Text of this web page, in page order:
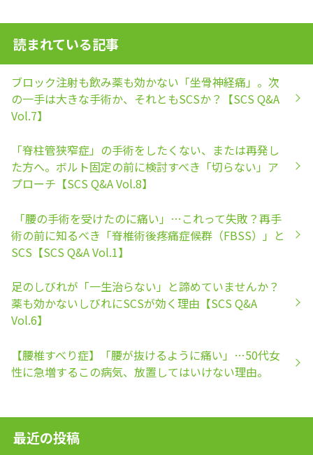
読まれている記事
ブロック注射も飲み薬も効かない「坐骨神経痛」。次
の一手は大きな手術か、それともSCSか？【SCS Q&A
Vol.7】
「脊柱管狭窄症」の手術をしたくない、または再発し
た方へ。ボルト固定の前に検討すべき「切らない」ア
プローチ【SCS Q&A Vol.8】
「腰の手術を受けたのに痛い」…これって失敗？再手
術の前に知るべき「脊椎術後疼痛症候群（FBSS）」と
SCS【SCS Q&A Vol.1】
足のしびれが「一生治らない」と諦めていませんか？
薬も効かないしびれにSCSが効く理由【SCS Q&A
Vol.6】
【腰椎すべり症】「腰が抜けるように痛い」…50代女
性に急増するこの病気、放置してはいけない理由。
最近の投稿